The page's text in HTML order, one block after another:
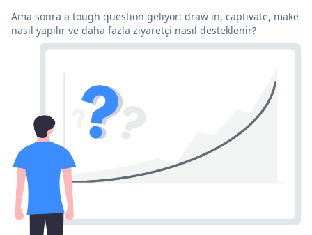
Ama sonra a tough question geliyor: draw in, captivate, make
nasıl yapılır ve daha fazla ziyaretçi nasıl desteklenir?